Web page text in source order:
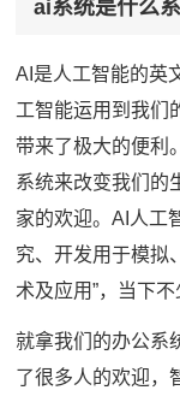
ai系统是什么
AI是人工智能的英
工智能运用到我们
带来了极大的便利
系统来改变我们的
家的欢迎。AI人工
究、开发用于模拟
术及应用”，当下
就拿我们的办公系
了很多人的欢迎，